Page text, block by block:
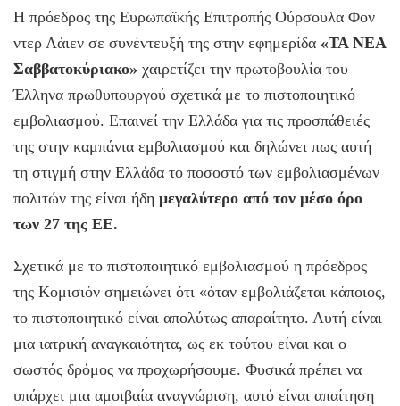
Η πρόεδρος της Ευρωπαϊκής Επιτροπής Ούρσουλα Φον
ντερ Λάιεν σε συνέντευξή της στην εφημερίδα «ΤΑ ΝΕΑ
Σαββατοκύριακο» χαιρετίζει την πρωτοβουλία του
Έλληνα πρωθυπουργού σχετικά με το πιστοποιητικό
εμβολιασμού. Eπαινεί την Ελλάδα για τις προσπάθειές
της στην καμπάνια εμβολιασμού και δηλώνει πως αυτή
τη στιγμή στην Ελλάδα το ποσοστό των εμβολιασμένων
πολιτών της είναι ήδη μεγαλύτερο από τον μέσο όρο
των 27 της ΕΕ.
Σχετικά με το πιστοποιητικό εμβολιασμού η πρόεδρος
της Κομισιόν σημειώνει ότι «όταν εμβολιάζεται κάποιος,
το πιστοποιητικό είναι απολύτως απαραίτητο. Αυτή είναι
μια ιατρική αναγκαιότητα, ως εκ τούτου είναι και ο
σωστός δρόμος να προχωρήσουμε. Φυσικά πρέπει να
υπάρχει μια αμοιβαία αναγνώριση, αυτό είναι απαίτηση